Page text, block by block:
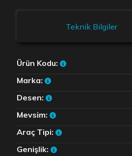
Teknik Bilgiler
Ürün Kodu:
Marka:
Desen:
Mevsim:
Araç Tipi:
Genişlik: